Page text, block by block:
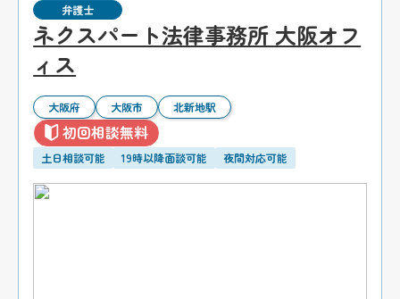
弁護士
ネクスパート法律事務所 大阪オフ
ィス
大阪府 大阪市 北新地駅
初回相談無料
土日相談可能 19時以降面談可能 夜間対応可能